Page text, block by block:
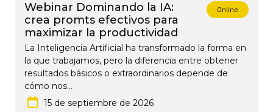
Webinar Dominando la IA:
crea promts efectivos para
maximizar la productividad
Online
La Inteligencia Artificial ha transformado la forma en
la que trabajamos, pero la diferencia entre obtener
resultados básicos o extraordinarios depende de
cómo nos...
15 de septiembre de 2026